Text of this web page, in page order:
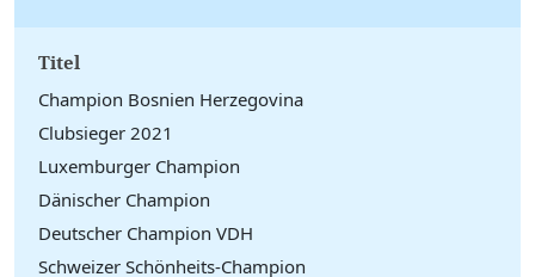
Titel
Champion Bosnien Herzegovina
Clubsieger 2021
Luxemburger Champion
Dänischer Champion
Deutscher Champion VDH
Schweizer Schönheits-Champion